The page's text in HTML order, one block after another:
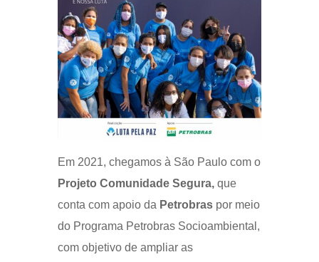
Em 2021, chegamos à São Paulo com o
Projeto Comunidade Segura,que
conta com apoio da Petrobraspor meio
do Programa Petrobras Socioambiental,
com objetivo de ampliar as